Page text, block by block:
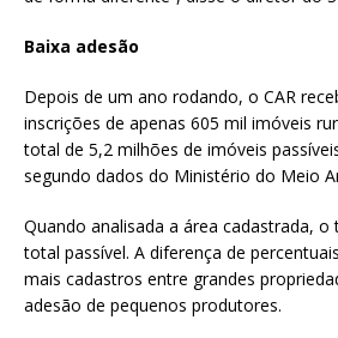
Baixa adesão
Depois de um ano rodando, o CAR
inscrições de apenas 605 mil imóveis
total de 5,2 milhões de imóveis
segundo dados do Ministério do Meio
Quando analisada a área cadastrada, o
total passível. A diferença de
mais cadastros entre grandes
adesão de pequenos produtores.